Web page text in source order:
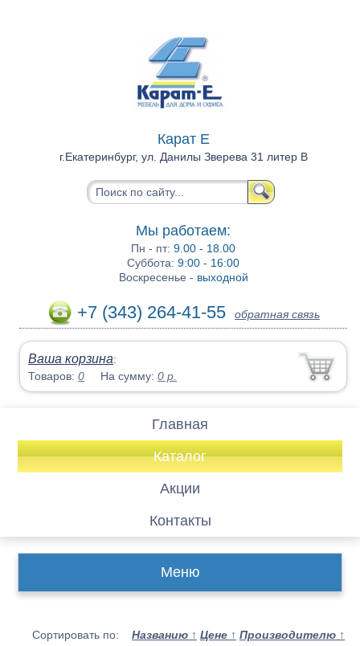
Карат Е
г.Екатеринбург, ул. Данилы Зверева 31 литер В
Мы работаем:
Пн - пт:9.00 - 18.00
Суббота:9:00 - 16:00
Воскресенье - выходной
+7 (343) 264-41-55 обратная связь
Ваша корзина:
Товаров:0 На сумму:0 р.
Главная
Каталог
Акции
Контакты
Меню
Сортировать по: Названию ↑ Цене ↑ Производителю ↑